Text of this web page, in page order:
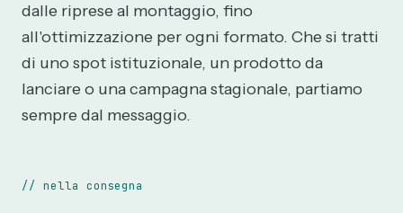
dalle riprese al montaggio, fino
all'ottimizzazione per ogni formato. Che si tratti
di uno spot istituzionale, un prodotto da
lanciare o una campagna stagionale, partiamo
sempre dal messaggio.
// nella consegna